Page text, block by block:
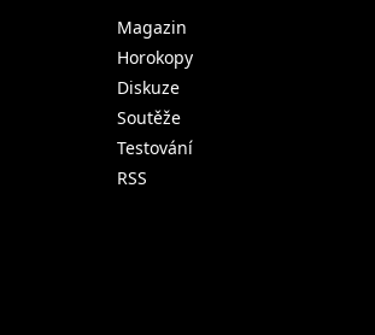
Magazin
Horokopy
Diskuze
Soutěže
Testování
RSS